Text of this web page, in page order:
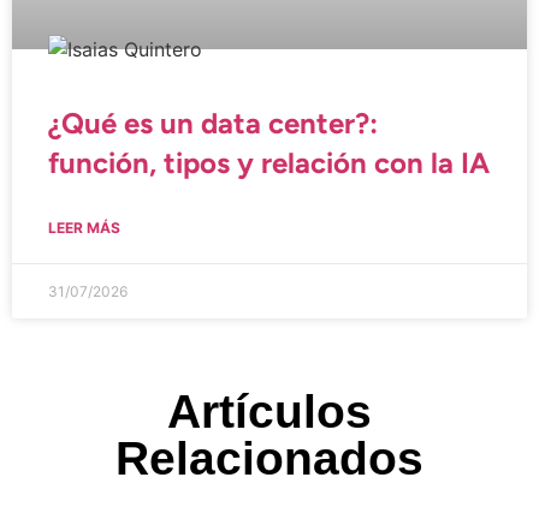
¿Qué es un data center?:
función, tipos y relación con la IA
LEER MÁS
31/07/2026
Artículos
Relacionados